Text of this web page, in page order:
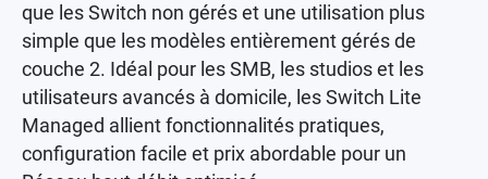
que les Switch non gérés et une utilisation plus
simple que les modèles entièrement gérés de
couche 2. Idéal pour les SMB, les studios et les
utilisateurs avancés à domicile, les Switch Lite
Managed allient fonctionnalités pratiques,
configuration facile et prix abordable pour un